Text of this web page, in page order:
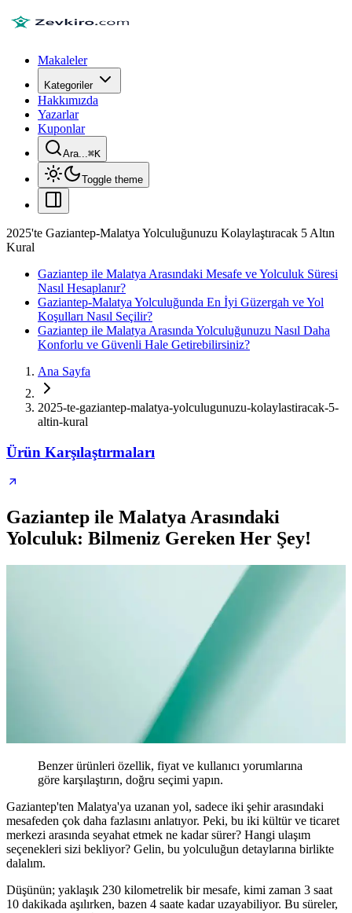
Makaleler
Kategoriler
Hakkımızda
Yazarlar
Kuponlar
Ara...⌘K
Toggle theme
2025'te Gaziantep-Malatya Yolculuğunuzu Kolaylaştıracak 5 Altın
Kural
Gaziantep ile Malatya Arasındaki Mesafe ve Yolculuk Süresi
Nasıl Hesaplanır?
Gaziantep-Malatya Yolculuğunda En İyi Güzergah ve Yol
Koşulları Nasıl Seçilir?
Gaziantep ile Malatya Arasında Yolculuğunuzu Nasıl Daha
Konforlu ve Güvenli Hale Getirebilirsiniz?
Ana Sayfa
2025-te-gaziantep-malatya-yolculugunuzu-kolaylastiracak-5-
altin-kural
Ürün Karşılaştırmaları
Gaziantep ile Malatya Arasındaki
Yolculuk: Bilmeniz Gereken Her Şey!
Benzer ürünleri özellik, fiyat ve kullanıcı yorumlarına
göre karşılaştırın, doğru seçimi yapın.
Gaziantep'ten Malatya'ya uzanan yol, sadece iki şehir arasındaki
mesafeden çok daha fazlasını anlatıyor. Peki, bu iki kültür ve ticaret
merkezi arasında seyahat etmek ne kadar sürer? Hangi ulaşım
seçenekleri sizi bekliyor? Gelin, bu yolculuğun detaylarına birlikte
dalalım.
Düşünün; yaklaşık 230 kilometrelik bir mesafe, kimi zaman 3 saat
10 dakikada aşılırken, bazen 4 saate kadar uzayabiliyor. Bu süreler,